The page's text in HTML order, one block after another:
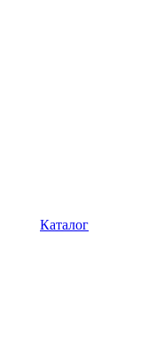
Каталог